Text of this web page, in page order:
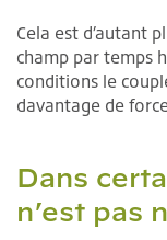
Cela est d’autant
champ par temps
conditions le
davantage de
Dans
n’est pas